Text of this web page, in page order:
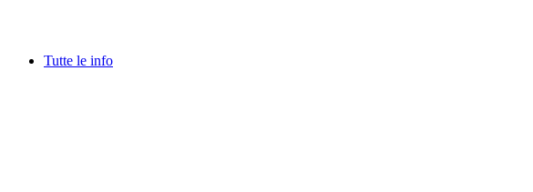
Tutte le info